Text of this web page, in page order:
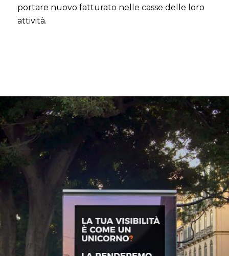
portare nuovo fatturato nelle casse delle loro
attività.